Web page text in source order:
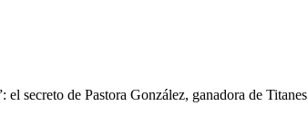
el secreto de Pastora González, ganadora de